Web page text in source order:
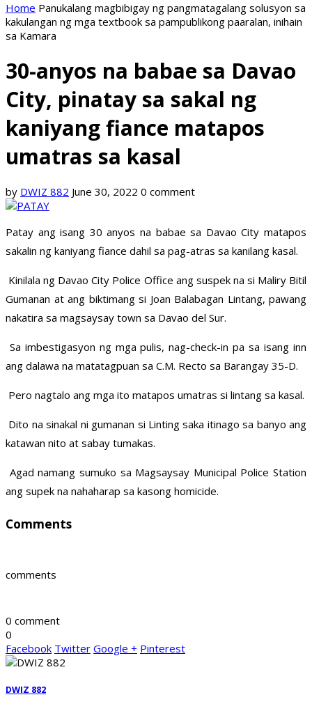
Home Panukalang magbibigay ng pangmatagalang solusyon sa
kakulangan ng mga textbook sa pampublikong paaralan, inihain
sa Kamara
30-anyos na babae sa Davao
City, pinatay sa sakal ng
kaniyang fiance matapos
umatras sa kasal
by DWIZ 882 June 30, 2022 0 comment
Patay ang isang 30 anyos na babae sa Davao City matapos
sakalin ng kaniyang fiance dahil sa pag-atras sa kanilang kasal.
Kinilala ng Davao City Police Office ang suspek na si Maliry Bitil
Gumanan at ang biktimang si Joan Balabagan Lintang, pawang
nakatira sa magsaysay town sa Davao del Sur.
Sa imbestigasyon ng mga pulis, nag-check-in pa sa isang inn
ang dalawa na matatagpuan sa C.M. Recto sa Barangay 35-D.
Pero nagtalo ang mga ito matapos umatras si lintang sa kasal.
Dito na sinakal ni gumanan si Linting saka itinago sa banyo ang
katawan nito at sabay tumakas.
Agad namang sumuko sa Magsaysay Municipal Police Station
ang supek na nahaharap sa kasong homicide.
Comments
comments
0 comment
0
Facebook Twitter Google + Pinterest
DWIZ 882